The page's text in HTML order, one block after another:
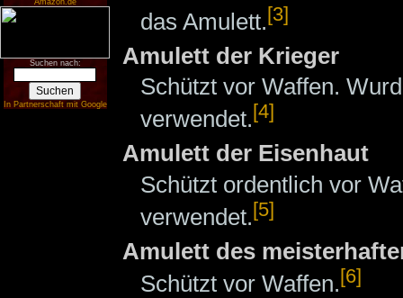
Amazon.de
Suchen nach:
In Partnerschaft mit Google
das Amulett.[3]
Amulett der Krieger
Schützt vor Waffen.
verwendet.[4]
Amulett der Eisenhaut
Schützt ordentlich vor
verwendet.[5]
Amulett des
Schützt vor Waffen.[6]